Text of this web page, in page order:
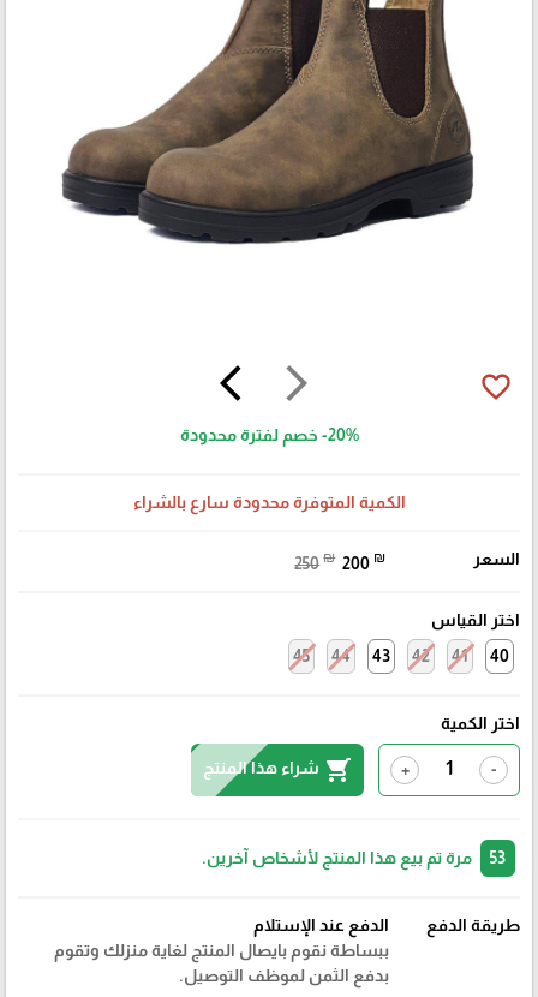
arrow_forward_ios
arrow_back_ios favorite_border
-20% خصم لفترة محدودة
الكمية المتوفرة محدودة سارع بالشراء
السعر 250 ₪ 200 ₪
اختر القياس
40
41
42
43
44
45
اختر الكمية
-
+
shopping_cart شراء هذا المنتج
مرة تم بيع هذا المنتج لأشخاص آخرين.
طريقة الدفع
الدفع عند الإستلام
ببساطة نقوم بايصال المنتج لغاية منزلك وتقوم
بدفع الثمن لموظف التوصيل.